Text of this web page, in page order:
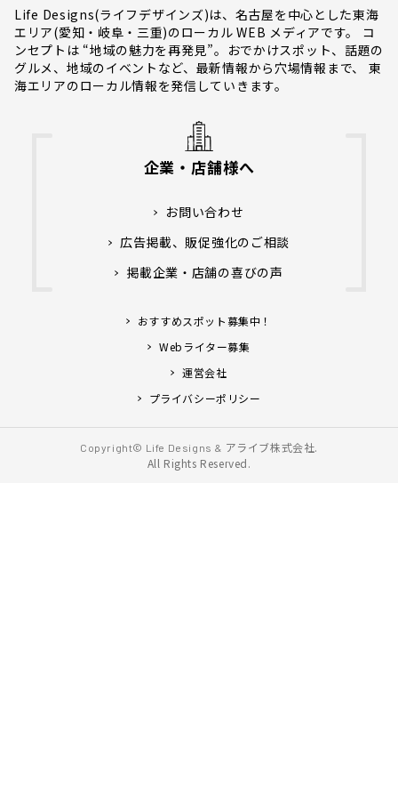
Life Designs(ライフデザインズ)は、名古屋を中心とした東海
エリア(愛知・岐阜・三重)のローカル WEB メディアです。 コ
ンセプトは “地域の魅力を再発見”。おでかけスポット、話題の
グルメ、地域のイベントなど、最新情報から穴場情報まで、 東
海エリアのローカル情報を発信していきます。
企業・店舗様へ
お問い合わせ
広告掲載、販促強化のご相談
掲載企業・店舗の喜びの声
おすすめスポット募集中！
Webライター募集
運営会社
プライバシーポリシー
Copyright© Life Designs & アライブ株式会社.
All Rights Reserved.